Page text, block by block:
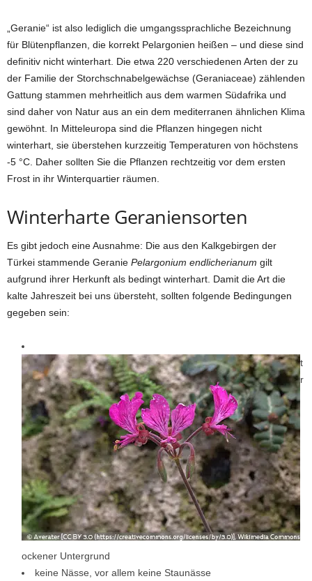
„Geranie“ ist also lediglich die umgangssprachliche Bezeichnung
für Blütenpflanzen, die korrekt Pelargonien heißen – und diese sind
definitiv nicht winterhart. Die etwa 220 verschiedenen Arten der zu
der Familie der Storchschnabelgewächse (Geraniaceae) zählenden
Gattung stammen mehrheitlich aus dem warmen Südafrika und
sind daher von Natur aus an ein dem mediterranen ähnlichen Klima
gewöhnt. In Mitteleuropa sind die Pflanzen hingegen nicht
winterhart, sie überstehen kurzzeitig Temperaturen von höchstens
-5 °C. Daher sollten Sie die Pflanzen rechtzeitig vor dem ersten
Frost in ihr Winterquartier räumen.
Winterharte Geraniensorten
Es gibt jedoch eine Ausnahme: Die aus den Kalkgebirgen der
Türkei stammende Geranie Pelargonium endlicherianum gilt
aufgrund ihrer Herkunft als bedingt winterhart. Damit die Art die
kalte Jahreszeit bei uns übersteht, sollten folgende Bedingungen
gegeben sein:
t
r
ockener Untergrund
keine Nässe, vor allem keine Staunässe